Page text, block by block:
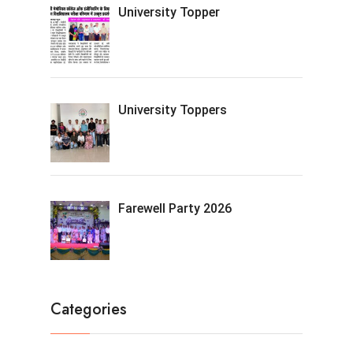
University Topper
University Toppers
Farewell Party 2026
Categories